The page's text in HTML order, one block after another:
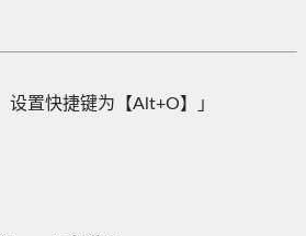
设置快捷键为【Alt+O】」